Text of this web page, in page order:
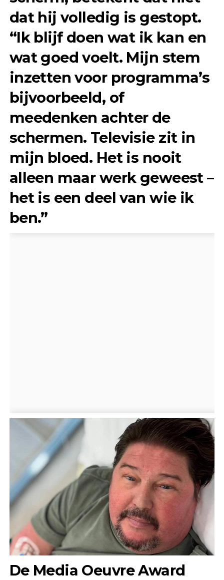
dat hij volledig is gestopt.
“Ik blijf doen wat ik kan en
wat goed voelt. Mijn stem
inzetten voor programma’s
bijvoorbeeld, of
meedenken achter de
schermen. Televisie zit in
mijn bloed. Het is nooit
alleen maar werk geweest –
het is een deel van wie ik
ben.”
De Media Oeuvre Award